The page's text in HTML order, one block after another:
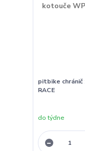
pitbike
RACE
do týdne